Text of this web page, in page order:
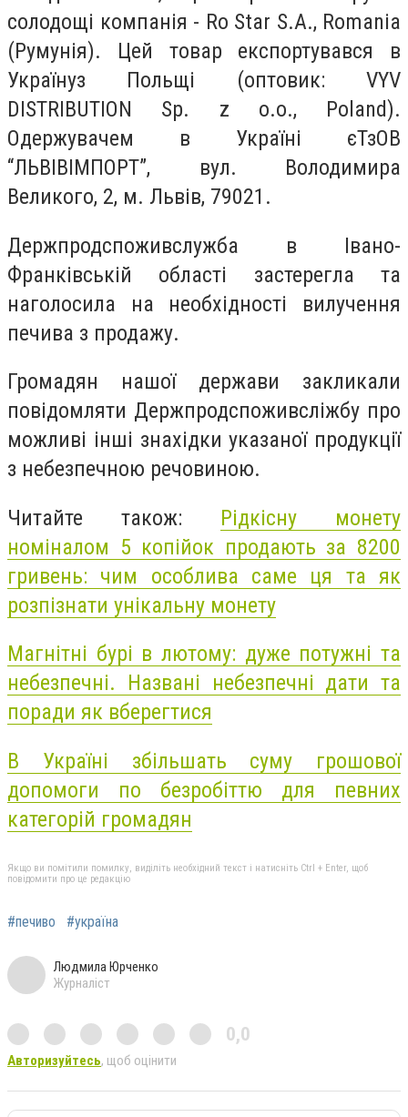
солодощі компанія - Ro Star S.A., Romania
(Румунія). Цей товар експортувався в
Українуз Польщі (оптовик: VYV
DISTRIBUTION Sp. z o.o., Poland).
Одержувачем в Україні єТзОВ
“ЛЬВІВІМПОРТ”, вул. Володимира
Великого, 2, м. Львів, 79021.
Держпродспоживслужба в Івано-
Франківській області застерегла та
наголосила на необхідності вилучення
печива з продажу.
Громадян нашої держави закликали
повідомляти Держпродспоживсліжбу про
можливі інші знахідки указаної продукції
з небезпечною речовиною.
Читайте також: Рідкісну монету
номіналом 5 копійок продають за 8200
гривень: чим особлива саме ця та як
розпізнати унікальну монету
Магнітні бурі в лютому: дуже потужні та
небезпечні. Названі небезпечні дати та
поради як вберегтися
В Україні збільшать суму грошової
допомоги по безробіттю для певних
категорій громадян
Якщо ви помітили помилку, виділіть необхідний текст і натисніть Ctrl + Enter, щоб
повідомити про це редакцію
#печиво #україна
Людмила Юрченко
Журналіст
0,0
Авторизуйтесь, щоб оцінити